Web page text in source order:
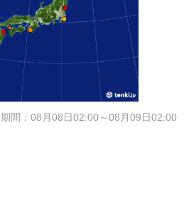
期間：08月08日02:00～08月09日02:00